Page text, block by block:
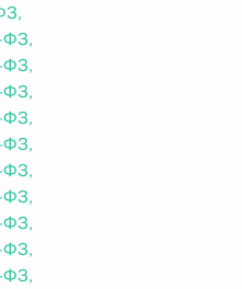
ФЗ,
ФЗ,
ФЗ,
ФЗ,
ФЗ,
ФЗ,
ФЗ,
ФЗ,
ФЗ,
ФЗ,